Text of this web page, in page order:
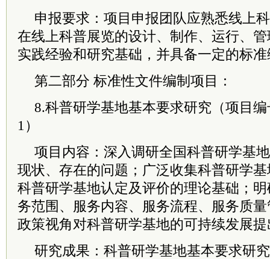
申报要求：项目申报团队应熟悉线上
在线上科普展览的设计、制作、运行、
实践经验和研究基础，并具备一定的标
第二部分 标准性文件编制项目：
8.科普研学基地基本要求研究（项目
1）
项目内容：深入调研全国科普研学基
现状、存在的问题；广泛收集科普研学
科普研学基地认定及评价的理论基础；
务范围、服务内容、服务流程、服务质
政策视角对科普研学基地的可持续发展
研究成果：科普研学基地基本要求研